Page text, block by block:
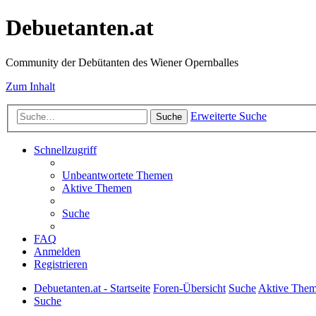
Debuetanten.at
Community der Debütanten des Wiener Opernballes
Zum Inhalt
Suche Erweiterte Suche
Schnellzugriff
Unbeantwortete Themen
Aktive Themen
Suche
FAQ
Anmelden
Registrieren
Debuetanten.at - Startseite Foren-Übersicht SucheAktive
Suche